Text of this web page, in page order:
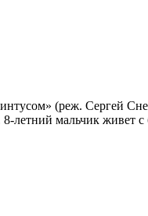
летний мальчик живет с